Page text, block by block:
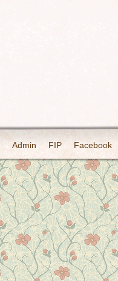
Admin FIP Facebook